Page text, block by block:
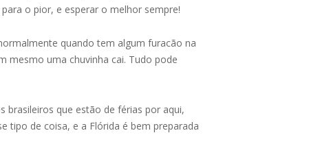
o pior, e esperar o melhor sempre!
quando tem algum furacão na
mesmo uma chuvinha cai. Tudo pode
brasileiros que estão de férias por aqui,
tipo de coisa, e a Flórida é bem preparada